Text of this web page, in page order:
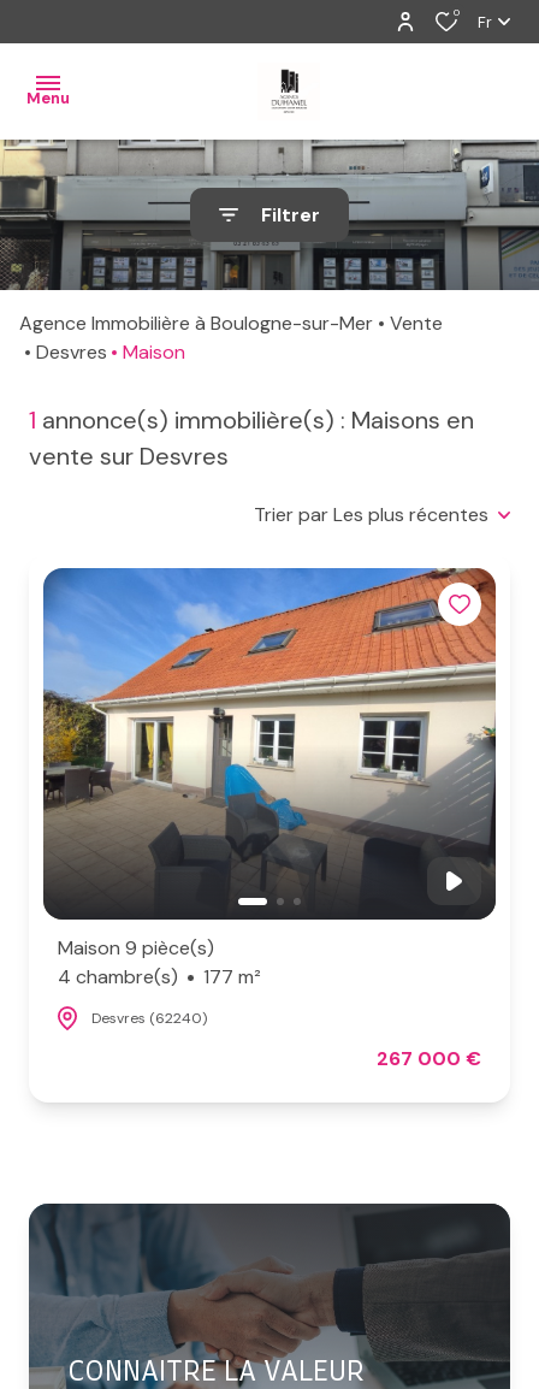
0 Fr
Menu
ventes
locations
gestion
estimation
mail
Filtrer
Agence Immobilière à Boulogne-sur-Mer
Vente
Desvres
Maison
1 annonce(s) immobilière(s) : Maisons en
vente sur Desvres
Trier par Les plus récentes
Maison 9 pièce(s)
4 chambre(s)
177 m²
Desvres (62240)
267 000 €
CONNAITRE LA VALEUR